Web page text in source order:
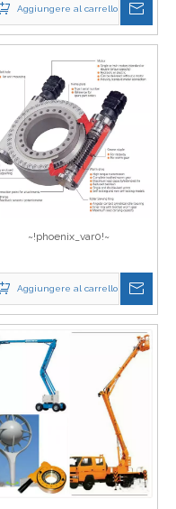
pesante WEA21 con motore
idraulico
Aggiungere al carrello
~!phoenix_var0!~
Aggiungere al carrello